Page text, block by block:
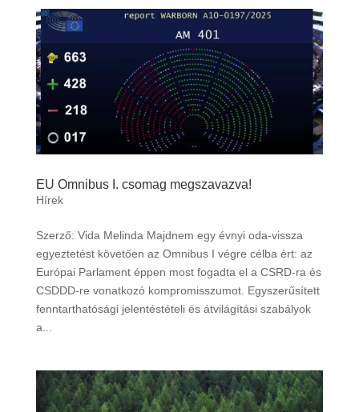
EU Omnibus I. csomag megszavazva!
Hírek
Szerző: Vida Melinda Majdnem egy évnyi oda-vissza
egyeztetést követően az Omnibus I végre célba ért: az
Európai Parlament éppen most fogadta el a CSRD-ra és
CSDDD-re vonatkozó kompromisszumot. Egyszerűsített
fenntarthatósági jelentéstételi és átvilágítási szabályok
a...